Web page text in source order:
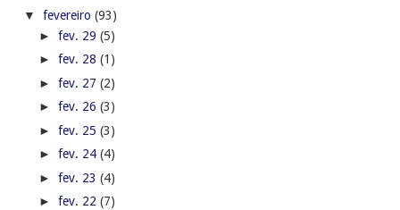
▼ fevereiro (93)
► fev. 29 (5)
► fev. 28 (1)
► fev. 27 (2)
► fev. 26 (3)
► fev. 25 (3)
► fev. 24 (4)
► fev. 23 (4)
► fev. 22 (7)